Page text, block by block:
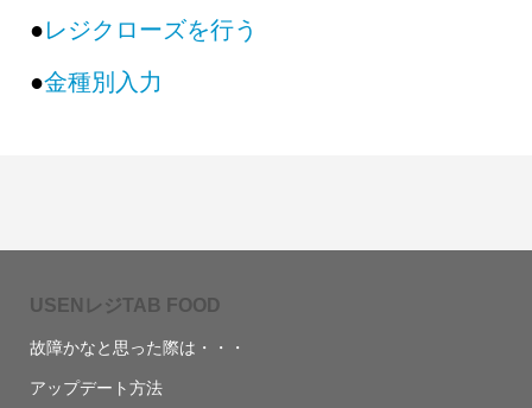
●レジクローズを行う
●金種別入力
USENレジTAB FOOD
故障かなと思った際は・・・
アップデート方法